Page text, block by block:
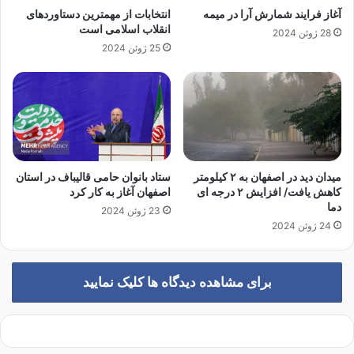
د
ر
ت
ک
ن
!
آغاز فرایند شمارش آرا در میمه
28 ژوئن 2024
انتخابات از مهمترین دستاوردهای
انقلاب اسلامی است
25 ژوئن 2024
میدان دید در اصفهان به ۲ کیلومتر
کاهش یافت/ افزایش ۲ درجه ای
دما
24 ژوئن 2024
ستاد بانوان حامی قالیباف در استان
اصفهان آغاز به کار کرد
23 ژوئن 2024
برای مشاهده دیدگاه ها کلیک نمایید